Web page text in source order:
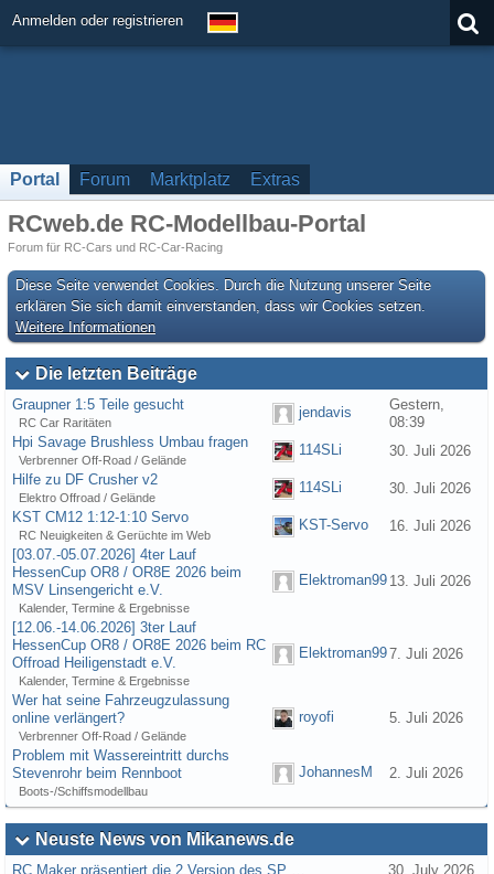
Anmelden oder registrieren
Portal Forum Marktplatz Extras
RCweb.de RC-Modellbau-Portal
Forum für RC-Cars und RC-Car-Racing
Diese Seite verwendet Cookies. Durch die Nutzung unserer Seite
erklären Sie sich damit einverstanden, dass wir Cookies setzen.
Weitere Informationen
Die letzten Beiträge
Graupner 1:5 Teile gesucht
RC Car Raritäten
jendavis
Gestern,
08:39
Hpi Savage Brushless Umbau fragen
Verbrenner Off-Road / Gelände
114SLi
30. Juli 2026
Hilfe zu DF Crusher v2
Elektro Offroad / Gelände
114SLi
30. Juli 2026
KST CM12 1:12-1:10 Servo
RC Neuigkeiten & Gerüchte im Web
KST-Servo
16. Juli 2026
[03.07.-05.07.2026] 4ter Lauf
HessenCup OR8 / OR8E 2026 beim
MSV Linsengericht e.V.
Kalender, Termine & Ergebnisse
Elektroman99 13. Juli 2026
[12.06.-14.06.2026] 3ter Lauf
HessenCup OR8 / OR8E 2026 beim RC
Offroad Heiligenstadt e.V.
Kalender, Termine & Ergebnisse
Elektroman997. Juli 2026
Wer hat seine Fahrzeugzulassung
online verlängert?
Verbrenner Off-Road / Gelände
royofi 5. Juli 2026
Problem mit Wassereintritt durchs
Stevenrohr beim Rennboot
Boots-/Schiffsmodellbau
JohannesM 2. Juli 2026
Neuste News von Mikanews.de
RC Maker präsentiert die 2.Version des SP … 30. July 2026